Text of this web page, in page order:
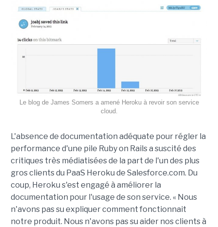
Le blog de James Somers a amené Heroku à revoir son service
cloud.
L'absence de documentation adéquate pour régler la
performance d'une pile Ruby on Rails a suscité des
critiques très médiatisées de la part de l'un des plus
gros clients du PaaS Heroku de Salesforce.com. Du
coup, Heroku s'est engagé à améliorer la
documentation pour l'usage de son service. « Nous
n'avons pas su expliquer comment fonctionnait
notre produit. Nous n'avons pas su aider nos clients à